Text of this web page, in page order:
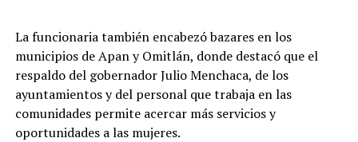
La funcionaria también encabezó bazares en los
municipios de Apan y Omitlán, donde destacó que el
respaldo del gobernador Julio Menchaca, de los
ayuntamientos y del personal que trabaja en las
comunidades permite acercar más servicios y
oportunidades a las mujeres.